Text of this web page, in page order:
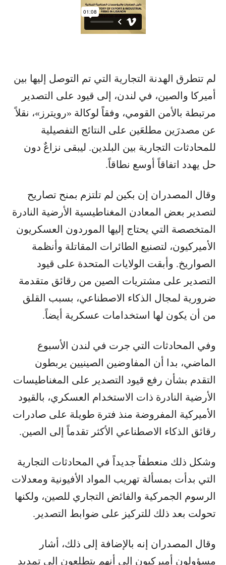
لم تتطرق الهدنة التجارية التي تم التوصل إليها بين
أميركا والصين، في لندن، إلى قيود على التصدير
مرتبطة بالأمن القومي، وفقاً لوكالة «رويترز»، نقلاً
عن مصدرَين مطلعَين على النتائج التفصيلية
للمحادثات التجارية بين البلدين. ليبقى نزاعٌ دون
حل يهدد اتفاقاً أوسع نطاقاً.
وقال المصدران إن بكين لم تلتزم بمنح تصاريح
لتصدير بعض المعادن المغناطيسية الأرضية النادرة
المتخصصة التي يحتاج إليها الموردون العسكريون
الأميركيون، لتصنيع الطائرات المقاتلة وأنظمة
الصواريخ. وأبقت الولايات المتحدة على قيود
التصدير على مشتريات الصين من رقائق متقدمة
ضرورية لمجال الذكاء الاصطناعي، بسبب القلق
من أن يكون لها استخدامات عسكرية أيضاً.
وفي المحادثات التي جرت في لندن الأسبوع
الماضي، بدا أن المفاوضين الصينيين يربطون
التقدم بشأن رفع قيود التصدير على المغناطيسات
الأرضية النادرة ذات الاستخدام العسكري، بالقيود
الأميركية المفروضة منذ فترة طويلة على صادرات
رقائق الذكاء الاصطناعي الأكثر تقدماً إلى الصين.
وشكل ذلك منعطفاً جديداً في المحادثات التجارية
التي بدأت بمسألة تهريب المواد الأفيونية ومعدلات
الرسوم الجمركية والفائض التجاري للصين، ولكنها
تحولت بعد ذلك للتركيز على ضوابط التصدير.
وقال المصدران إنه بالإضافة إلى ذلك، أشار
مسؤولون أميركيون إلى أنهم يتطلعون إلى تمديد